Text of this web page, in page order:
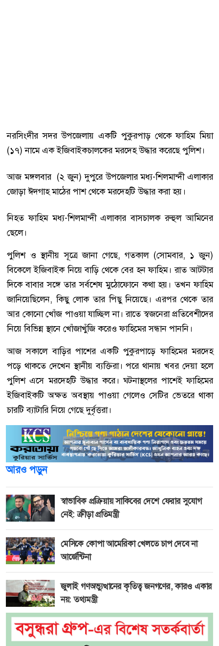
নরসিংদীর সদর উপজেলায় একটি পুকুরপাড় থেকে ফাহিম মিয়া
(১৭) নামে এক ইজিবাইকচালকের মরদেহ উদ্ধার করেছে পুলিশ।
আজ মঙ্গলবার (২ জুন) দুপুরে উপজেলার মধ্য-শিলমান্দী এলাকার
জোড়া ঈদগাহ মাঠের পাশ থেকে মরদেহটি উদ্ধার করা হয়।
নিহত ফাহিম মধ্য-শিলমান্দী এলাকার বাসচালক রুহুল আমিনের
ছেলে।
পুলিশ ও স্থানীয় সূত্রে জানা গেছে, গতকাল (সোমবার, ১ জুন)
বিকেলে ইজিবাইক নিয়ে বাড়ি থেকে বের হন ফাহিম। রাত আটটার
দিকে বাবার সঙ্গে তার সর্বশেষ মুঠোফোনে কথা হয়। তখন ফাহিম
জানিয়েছিলেন, কিছু লোক তার পিছু নিয়েছে। এরপর থেকে তার
আর কোনো খোঁজ পাওয়া যাচ্ছিল না। রাতে স্বজনেরা প্রতিবেশীদের
নিয়ে বিভিন্ন স্থানে খোঁজাখুঁজি করেও ফাহিমের সন্ধান পাননি।
আজ সকালে বাড়ির পাশের একটি পুকুরপাড়ে ফাহিমের মরদেহ
পড়ে থাকতে দেখেন স্থানীয় ব্যক্তিরা। পরে থানায় খবর দেয়া হলে
পুলিশ এসে মরদেহটি উদ্ধার করে। ঘটনাস্থলের পাশেই ফাহিমের
ইজিবাইকটি অক্ষত অবস্থায় পাওয়া গেলেও সেটির ভেতরে থাকা
চারটি ব্যাটারি নিয়ে গেছে দুর্বৃত্তরা।
আরও পড়ুন
স্বাভাবিক প্রক্রিয়ায় সাকিবের দেশে ফেরার সুযোগ
নেই: ক্রীড়া প্রতিমন্ত্রী
মেসিকে কোপা আমেরিকা খেলতে চাপ দেবে না
আর্জেন্টিনা
জুলাই গণঅভ্যুত্থানের কৃতিত্ব জনগণের, কারও একার
নয়: তথ্যমন্ত্রী